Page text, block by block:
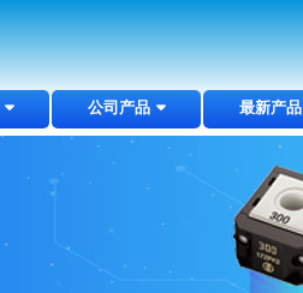
公司产品 最新产品